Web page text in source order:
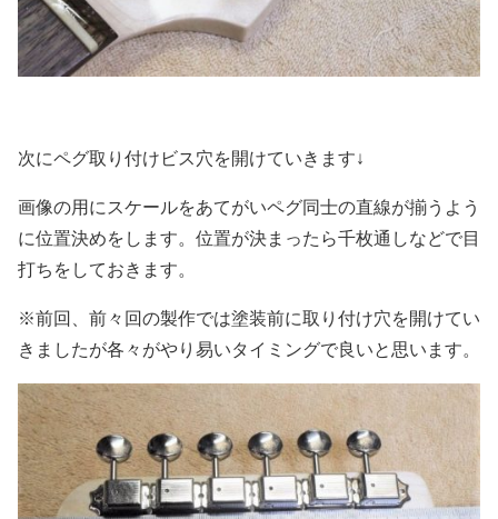
次にペグ取り付けビス穴を開けていきます↓
画像の用にスケールをあてがいペグ同士の直線が揃うよう
に位置決めをします。位置が決まったら千枚通しなどで目
打ちをしておきます。
※前回、前々回の製作では塗装前に取り付け穴を開けてい
きましたが各々がやり易いタイミングで良いと思います。